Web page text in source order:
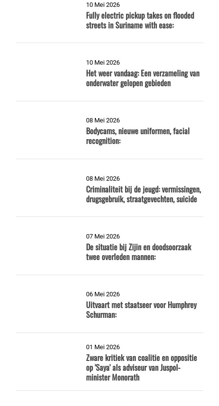
10 Mei 2026
Fully electric pickup takes on flooded
streets in Suriname with ease:
10 Mei 2026
Het weer vandaag: Een verzameling van
onderwater gelopen gebieden
08 Mei 2026
Bodycams, nieuwe uniformen, facial
recognition:
08 Mei 2026
Criminaliteit bij de jeugd: vermissingen,
drugsgebruik, straatgevechten, suicide
07 Mei 2026
De situatie bij Zijin en doodsoorzaak
twee overleden mannen:
06 Mei 2026
Uitvaart met staatseer voor Humphrey
Schurman:
01 Mei 2026
Zware kritiek van coalitie en oppositie
op 'Saya' als adviseur van Juspol-
minister Monorath